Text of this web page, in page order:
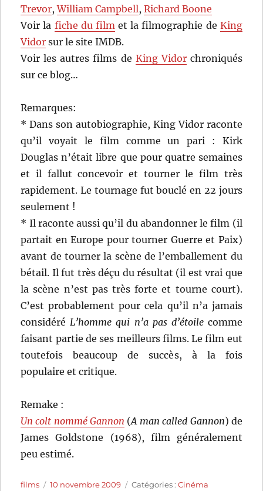
Trevor,William Campbell,Richard Boone
Voir la fiche du filmet la filmographie de King
Vidor sur le site IMDB.
Voir les autres films de King Vidorchroniqués
sur ce blog…
Remarques:
* Dans son autobiographie, King Vidor raconte
qu’il voyait le film comme un pari : Kirk
Douglas n’était libre que pour quatre semaines
et il fallut concevoir et tourner le film très
rapidement. Le tournage fut bouclé en 22 jours
seulement !
* Il raconte aussi qu’il du abandonner le film (il
partait en Europe pour tourner Guerre et Paix)
avant de tourner la scène de l’emballement du
bétail. Il fut très déçu du résultat (il est vrai que
la scène n’est pas très forte et tourne court).
C’est probablement pour cela qu’il n’a jamais
considéréL’homme qui n’a pas d’étoilecomme
faisant partie de ses meilleurs films. Le film eut
toutefois beaucoup de succès, à la fois
populaire et critique.
Remake :
Un colt nommé Gannon (A man called Gannon) de
James Goldstone (1968), film généralement
peu estimé.
Auteur
films
Publié
10 novembre 2009 Catégories
Catégories :Cinéma